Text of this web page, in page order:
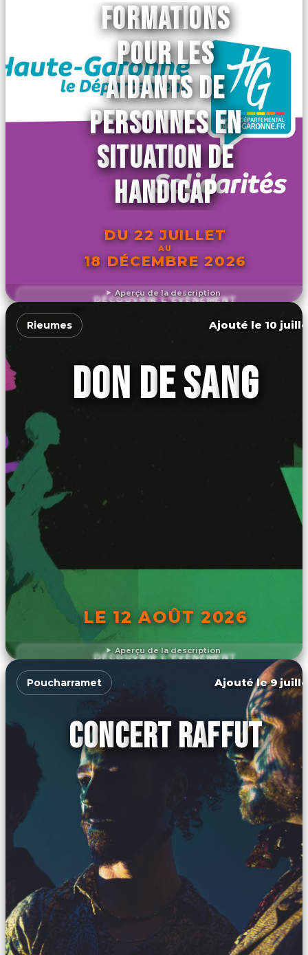
Aperçu de la description
FORMATIONS
POUR LES
AIDANTS DE
PERSONNES EN
SITUATION DE
HANDICAP
DU 22 JUILLET
AU
18 DÉCEMBRE 2026
DÉCOUVRIR L'ÉVÉNEMENT
Aperçu de la description
Rieumes Ajouté le 10
DON DE SANG
LE 12 AOÛT 2026
DÉCOUVRIR L'ÉVÉNEMENT
Poucharramet Ajouté le 9
CONCERT RAFFUT